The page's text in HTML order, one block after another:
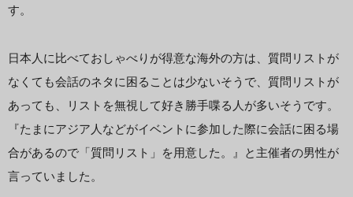
す。
日本人に比べておしゃべりが得意な海外の方は、質問リストが
なくても会話のネタに困ることは少ないそうで、質問リストが
あっても、リストを無視して好き勝手喋る人が多いそうです。
『たまにアジア人などがイベントに参加した際に会話に困る場
合があるので「質問リスト」を用意した。』と主催者の男性が
言っていました。